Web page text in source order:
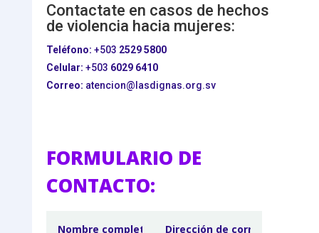
Contactate en casos de hechos
de violencia hacia mujeres:
Teléfono: +503 2529 5800
Celular: +503 6029 6410
Correo: atencion@lasdignas.org.sv
FORMULARIO DE
CONTACTO: